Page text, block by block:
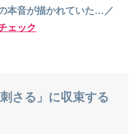
本音が描かれていた…／
ェック
さる」に収束する